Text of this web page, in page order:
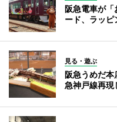
阪急電車が
ード、ラッピ
見る・遊ぶ
阪急うめだ
急神戸線再現